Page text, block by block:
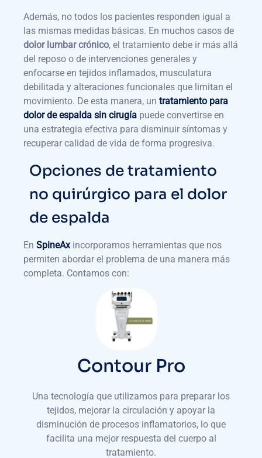
Además, no todos los pacientes responden igual a
las mismas medidas básicas. En muchos casos de
dolor lumbar crónico, el tratamiento debe ir más allá
del reposo o de intervenciones generales y
enfocarse en tejidos inflamados, musculatura
debilitada y alteraciones funcionales que limitan el
movimiento. De esta manera, un tratamiento para
dolor de espalda sin cirugía puede convertirse en
una estrategia efectiva para disminuir síntomas y
recuperar calidad de vida de forma progresiva.
Opciones de tratamiento
no quirúrgico para el dolor
de espalda
En SpineAxincorporamos herramientas que nos
permiten abordar el problema de una manera más
completa. Contamos con:
Contour Pro
Una tecnología que utilizamos para preparar los
tejidos, mejorar la circulación y apoyar la
disminución de procesos inflamatorios, lo que
facilita una mejor respuesta del cuerpo al
tratamiento.